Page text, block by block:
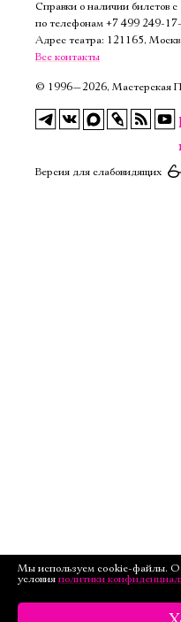
Справки о наличии билетов
по телефонам +7 499
Адрес театра: 121165,
Все контакты
© 1996—2026, Мастерская
Версия для слабовидящих
Мы используем cookie-файлы.
условия политики